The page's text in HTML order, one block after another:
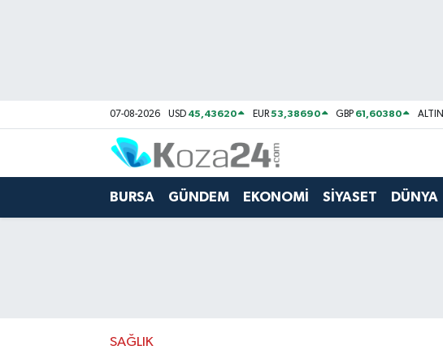
07-08-2026 USD 45,43620 EUR53,38690 GBP 61,60380 ALTIN
BURSA GÜNDEM EKONOMİ SİYASET DÜNYA
SAĞLIK
Bursa Namaz Vakitleri
Bursa Trafik Yoğunluk Haritası